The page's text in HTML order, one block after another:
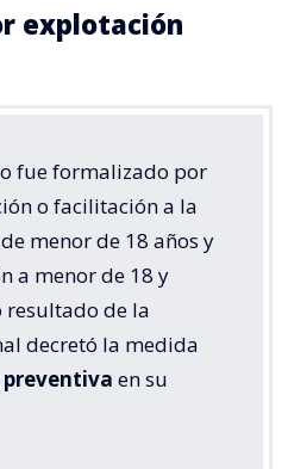
explotación
fue formalizado por
o facilitación a la
menor de 18 años y
a menor de 18 y
resultado de la
decretó la medida
en su